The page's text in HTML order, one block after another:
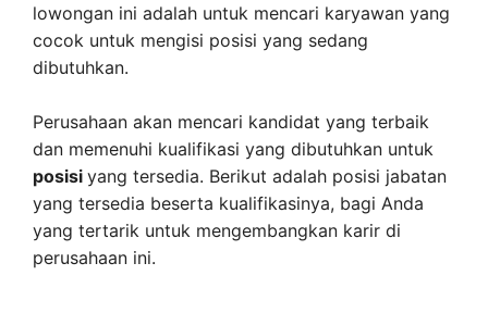
lowongan ini adalah untuk mencari karyawan yang
cocok untuk mengisi posisi yang sedang
dibutuhkan.
Perusahaan akan mencari kandidat yang terbaik
dan memenuhi kualifikasi yang dibutuhkan untuk
posisi yang tersedia. Berikut adalah posisi jabatan
yang tersedia beserta kualifikasinya, bagi Anda
yang tertarik untuk mengembangkan karir di
perusahaan ini.